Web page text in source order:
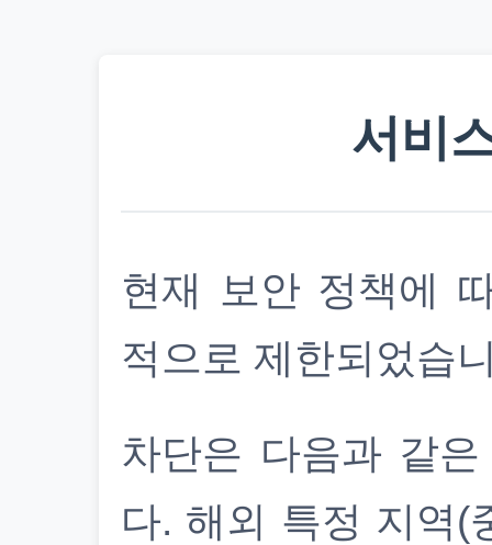
서비
현재 보안 정책에
적으로 제한되었습
차단은 다음과 같
다. 해외 특정 지역(